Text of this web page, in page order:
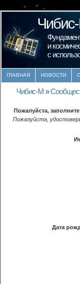
и
с
ГЛАВНАЯ НОВОСТИ
Чибис-М »
Пожалуйста,
Пожалуйста,
Дата